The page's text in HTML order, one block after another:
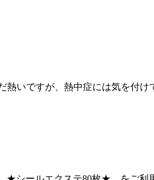
熱いですが、熱中症には気を付け